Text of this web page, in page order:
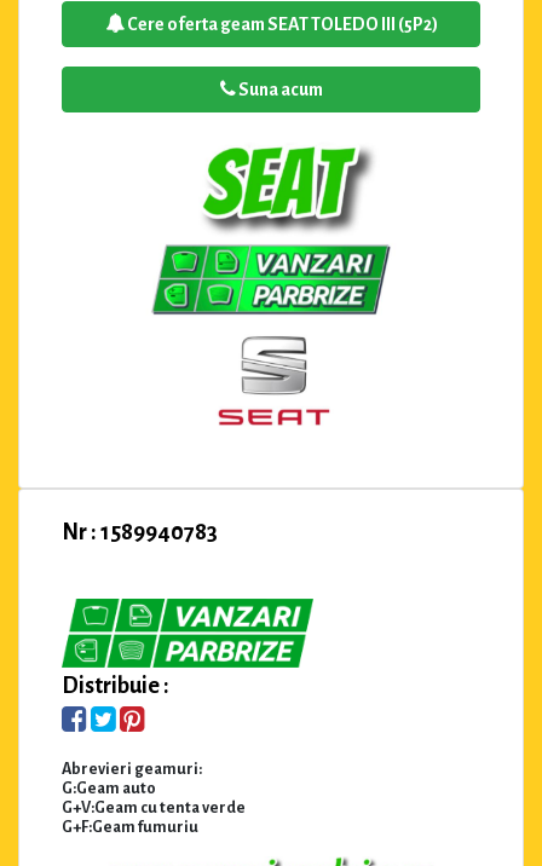
Cere oferta geam SEAT TOLEDO III (5P2)
Suna acum
Nr : 1589940783
Distribuie :
Abrevieri geamuri:
G:Geam auto
G+V:Geam cu tenta verde
G+F:Geam fumuriu